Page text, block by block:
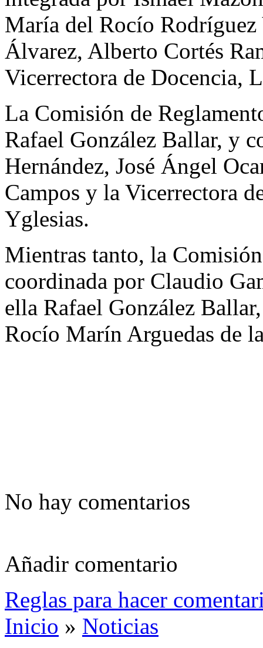
María del Rocío
Álvarez, Alberto Cortés
Vicerrectora de Docencia,
La Comisión de
Rafael González Ballar, y
Hernández, José Ángel
Campos y la Vicerrectora
Yglesias.
Mientras tanto, la
coordinada por Claudio
ella Rafael González
Rocío Marín Arguedas de
No hay comentarios
Añadir comentario
Reglas para hacer
Inicio » Noticias